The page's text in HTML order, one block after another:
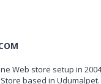
Web store setup in
based in Udumalpet.